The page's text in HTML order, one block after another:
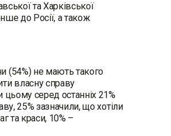
та Харківської
до Росії, а також
(54%) не мають такого
власну справу
серед останніх 21%
25% зазначили, що хотіли
та краси, 10% –